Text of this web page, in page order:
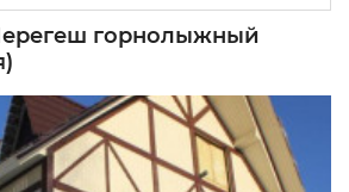
горнолыжный